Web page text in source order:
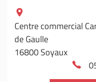
Centre commercial
de Gaulle
16800 Soyaux